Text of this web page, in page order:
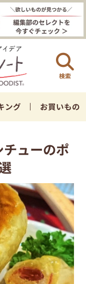
検索
ング お買いもの
ューのポ